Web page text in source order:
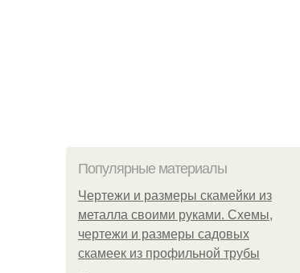
Популярные материалы
Чертежи и размеры скамейки из
металла своими руками. Схемы,
чертежи и размеры садовых
скамеек из профильной трубы